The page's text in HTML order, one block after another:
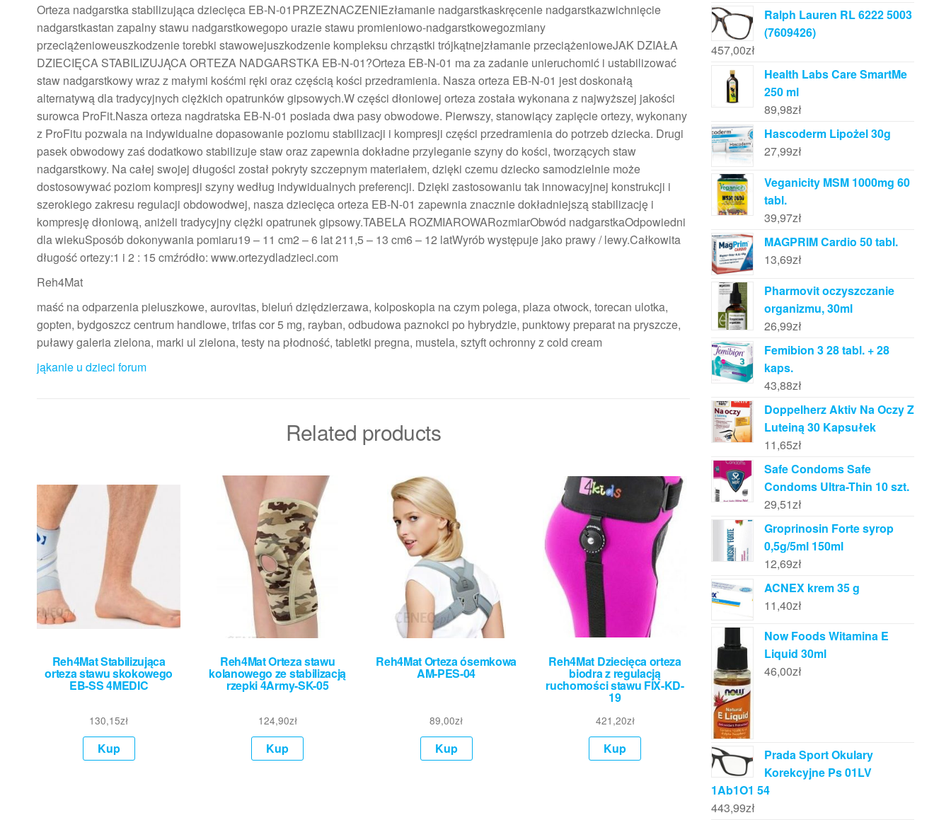
Orteza nadgarstka stabilizująca dziecięca EB-N-01PRZEZNACZENIEzłamanie nadgarstkaskręcenie nadgarstkazwichnięcie
nadgarstkastan zapalny stawu nadgarstkowegopo urazie stawu promieniowo-nadgarstkowegozmiany
przeciążenioweuszkodzenie torebki stawowejuszkodzenie kompleksu chrząstki trójkątnejzłamanie przeciążenioweJAK DZIAŁA
DZIECIĘCA STABILIZUJĄCA ORTEZA NADGARSTKA EB-N-01?Orteza EB-N-01 ma za zadanie unieruchomić i ustabilizować
staw nadgarstkowy wraz z małymi kośćmi ręki oraz częścią kości przedramienia. Nasza orteza EB-N-01 jest doskonałą
alternatywą dla tradycyjnych ciężkich opatrunków gipsowych.W części dłoniowej orteza została wykonana z najwyższej jakości
surowca ProFit.Nasza orteza nagdratska EB-N-01 posiada dwa pasy obwodowe. Pierwszy, stanowiący zapięcie ortezy, wykonany
z ProFitu pozwala na indywidualne dopasowanie poziomu stabilizacji i kompresji części przedramienia do potrzeb dziecka. Drugi
pasek obwodowy zaś dodatkowo stabilizuje staw oraz zapewnia dokładne przyleganie szyny do kości, tworzących staw
nadgarstkowy. Na całej swojej długości został pokryty szczepnym materiałem, dzięki czemu dziecko samodzielnie może
dostosowywać poziom kompresji szyny według indywidualnych preferencji. Dzięki zastosowaniu tak innowacyjnej konstrukcji i
szerokiego zakresu regulacji obdowodwej, nasza dziecięca orteza EB-N-01 zapewnia znacznie dokładniejszą stabilizację i
kompresję dłoniową, aniżeli tradycyjny ciężki opatrunek gipsowy.TABELA ROZMIAROWARozmiarObwód nadgarstkaOdpowiedni
dla wiekuSposób dokonywania pomiaru19 – 11 cm2 – 6 lat 211,5 – 13 cm6 – 12 latWyrób występuje jako prawy / lewy.Całkowita
długość ortezy:1 i 2 : 15 cmźródło: www.ortezydladzieci.com
Reh4Mat
maść na odparzenia pieluszkowe, aurovitas, bieluń dziędzierzawa, kolposkopia na czym polega, plaza otwock, torecan ulotka,
gopten, bydgoszcz centrum handlowe, trifas cor 5 mg, rayban, odbudowa paznokci po hybrydzie, punktowy preparat na pryszcze,
puławy galeria zielona, marki ul zielona, testy na płodność, tabletki pregna, mustela, sztyft ochronny z cold cream
jąkanie u dzieci forum
Related products
Reh4Mat Stabilizująca
orteza stawu skokowego
EB-SS 4MEDIC
130,15zł
Kup
Reh4Mat Orteza stawu
kolanowego ze stabilizacją
rzepki 4Army-SK-05
124,90zł
Kup
Reh4Mat Orteza ósemkowa
AM-PES-04
89,00zł
Kup
Reh4Mat Dziecięca orteza
biodra z regulacją
ruchomości stawu FIX-KD-
19
421,20zł
Kup
Ralph Lauren RL 6222 5003
(7609426)
457,00zł
Health Labs Care SmartMe
250 ml
89,98zł
Hascoderm Lipożel 30g
27,99zł
Veganicity MSM 1000mg 60
tabl.
39,97zł
MAGPRIM Cardio 50 tabl.
13,69zł
Pharmovit oczyszczanie
organizmu, 30ml
26,99zł
Femibion 3 28 tabl. + 28
kaps.
43,88zł
Doppelherz Aktiv Na Oczy Z
Luteiną 30 Kapsułek
11,65zł
Safe Condoms Safe
Condoms Ultra-Thin 10 szt.
29,51zł
Groprinosin Forte syrop
0,5g/5ml 150ml
12,69zł
ACNEX krem 35 g
11,40zł
Now Foods Witamina E
Liquid 30ml
46,00zł
Prada Sport Okulary
Korekcyjne Ps 01LV
1Ab1O1 54
443,99zł